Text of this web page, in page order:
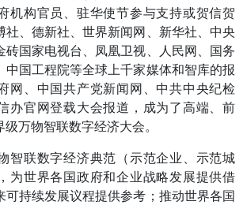
机构官员、驻华使节参与支持或贺信贺
社、德新社、世界新闻网、新华社、中央
砖国家电视台、凤凰卫视、人民网、国务
中国工程院等全球上千家媒体和智库的报
网、中国共产党新闻网、中共中央纪检
办官网登载大会报道，成为了高端、前
万物智联数字经济大会。
智联数字经济典范（示范企业、示范城
为世界各国政府和企业战略发展提供借
可持续发展议程提供参考；推动世界各国